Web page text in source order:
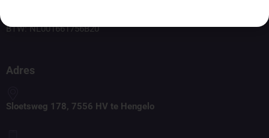
BTW: NL001661756B20
Adres
Sloetsweg 178, 7556 HV te Hengelo